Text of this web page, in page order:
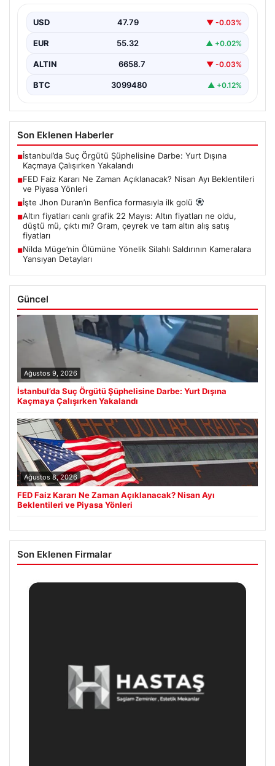
alacağı faiz kararları, finans piyasalarının yönünü
belirlemede kritik…
USD 47.79 ▼ -0.03%
EUR 55.32 ▲ +0.02%
ALTIN 6658.7 ▼ -0.03%
BTC 3099480 ▲ +0.12%
Son Eklenen Haberler
■İstanbul’da Suç Örgütü Şüphelisine Darbe: Yurt Dışına
Kaçmaya Çalışırken Yakalandı
■FED Faiz Kararı Ne Zaman Açıklanacak? Nisan Ayı Beklentileri
ve Piyasa Yönleri
■İşte Jhon Duran’ın Benfica formasıyla ilk golü
■Altın fiyatları canlı grafik 22 Mayıs: Altın fiyatları ne oldu,
düştü mü, çıktı mı? Gram, çeyrek ve tam altın alış satış
fiyatları
■Nilda Müge’nin Ölümüne Yönelik Silahlı Saldırının Kameralara
Yansıyan Detayları
Güncel
Ağustos 9, 2026
İstanbul’da Suç Örgütü Şüphelisine Darbe: Yurt Dışına
Kaçmaya Çalışırken Yakalandı
Ağustos 8, 2026
FED Faiz Kararı Ne Zaman Açıklanacak? Nisan Ayı
Beklentileri ve Piyasa Yönleri
Son Eklenen Firmalar